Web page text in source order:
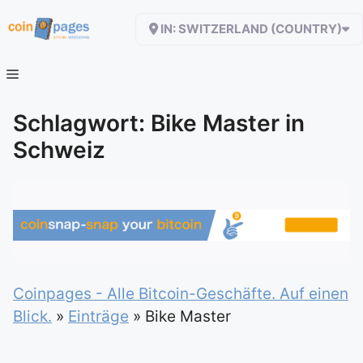
Inhalt
IN: SWITZERLAND (COUNTRY)
Schlagwort: Bike Master in
Schweiz
Coinpages - Alle Bitcoin-Geschäfte. Auf einen
Blick. » Einträge » Bike Master